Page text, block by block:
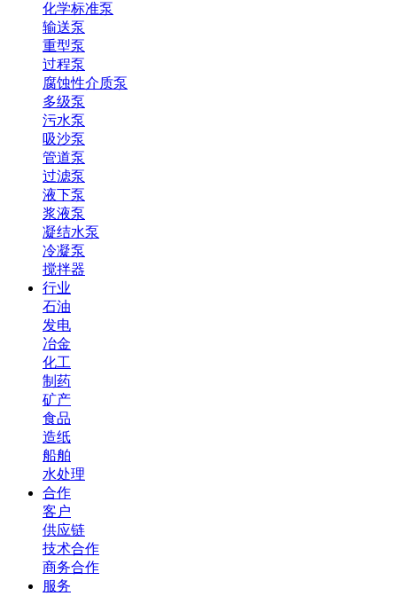
化学标准泵
输送泵
重型泵
过程泵
腐蚀性介质泵
多级泵
污水泵
吸沙泵
管道泵
过滤泵
液下泵
浆液泵
凝结水泵
冷凝泵
搅拌器
行业
石油
发电
冶金
化工
制药
矿产
食品
造纸
船舶
水处理
合作
客户
供应链
技术合作
商务合作
服务